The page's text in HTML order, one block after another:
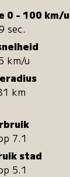
0 - 100 km/u
sec.
km/u
km
7.1
stad
5.1